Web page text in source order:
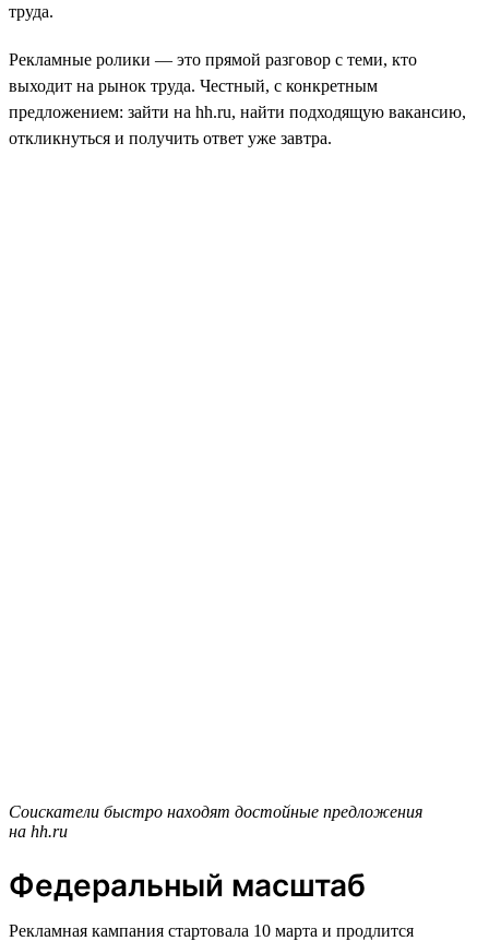
труда.
Рекламные ролики — это прямой разговор с теми, кто
выходит на рынок труда. Честный, с конкретным
предложением: зайти на hh.ru, найти подходящую вакансию,
откликнуться и получить ответ уже завтра.
Соискатели быстро находят достойные предложения
на hh.ru
Федеральный масштаб
Рекламная кампания стартовала 10 марта и продлится